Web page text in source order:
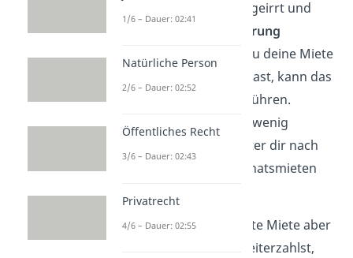
Staub. Du hast dich also geirrt und
kannst
keine Mietminderung
einfordern. Auch wenn du deine Miete
gemindert hast, kann das
später zu Diskussionen führen.
Überweist du einfach zu wenig
Miete, kann dein Vermieter dir nach
zwei nicht bezahlten Monatsmieten
✅ Wenn du deine gesamte Miete aber
weiterzahlst,
1/6 – Dauer: 02:41
Natürliche Person
2/6 – Dauer: 02:52
Öffentliches Recht
3/6 – Dauer: 02:43
Privatrecht
4/6 – Dauer: 02:55